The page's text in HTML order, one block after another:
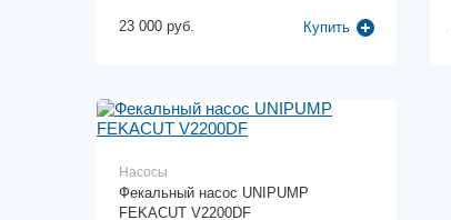
23 000 руб. Купить
Насосы
Фекальный насос UNIPUMP
FEKACUT V2200DF